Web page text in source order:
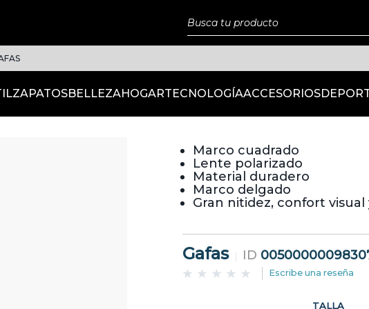
ZAPATOSBELLEZAHOGARTECNOLOGÍAACCESORIOS
Marco cuadrado
Lente polarizado
Material duradero
Marco delgado
Gran nitidez, confort
Gafas ID
Escribe una reseña
TALLA